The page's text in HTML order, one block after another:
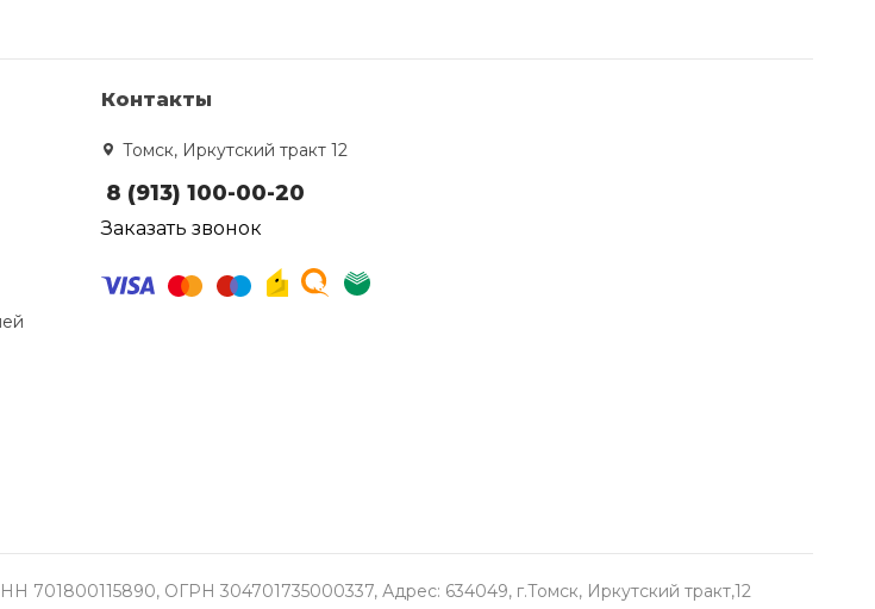
Контакты
Томск, Иркутский тракт 12
8 (913) 100-00-20
Заказать звонок
ОГРН 304701735000337, Адрес: 634049, г.Томск, Иркутский тракт,12